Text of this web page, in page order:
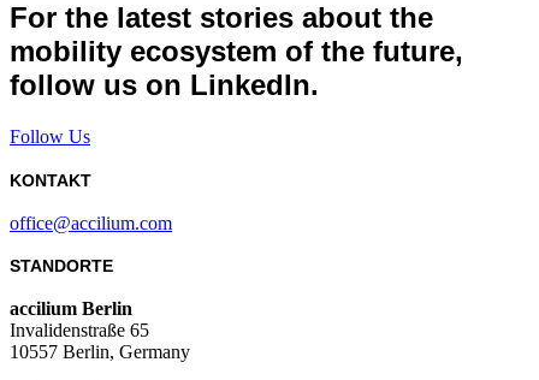
For the latest stories about the
mobility ecosystem of the future,
follow us on LinkedIn.
Follow Us
KONTAKT
office@accilium.com
STANDORTE
accilium Berlin
Invalidenstraße 65
10557 Berlin, Germany